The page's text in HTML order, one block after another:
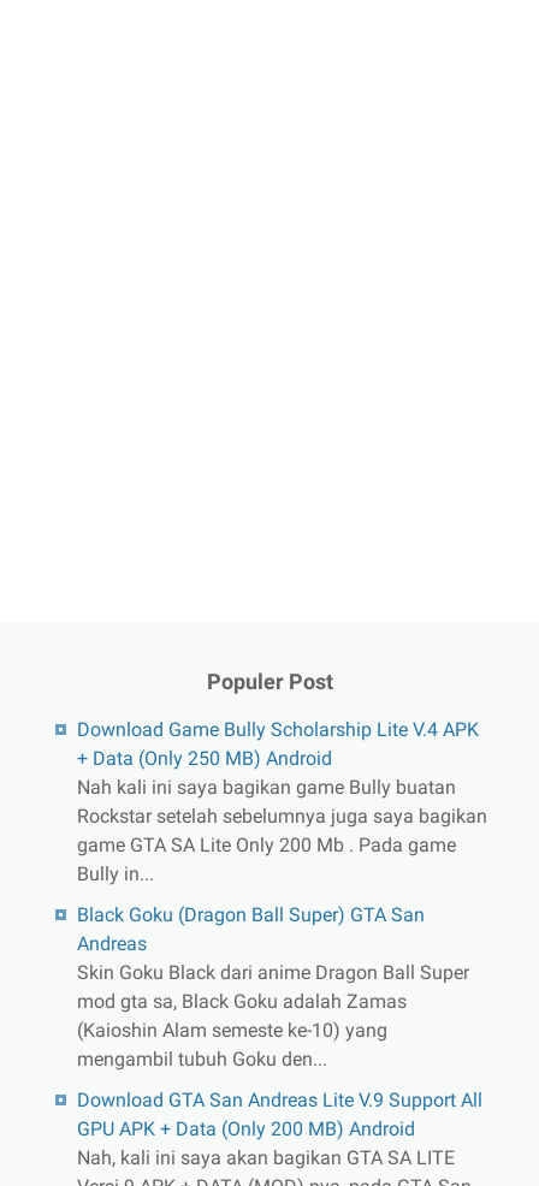
Populer Post
Download Game Bully Scholarship Lite V.4 APK
+ Data (Only 250 MB) Android
Nah kali ini saya bagikan game Bully buatan
Rockstar setelah sebelumnya juga saya bagikan
game GTA SA Lite Only 200 Mb . Pada game
Bully in...
Black Goku (Dragon Ball Super) GTA San
Andreas
Skin Goku Black dari anime Dragon Ball Super
mod gta sa, Black Goku adalah Zamas
(Kaioshin Alam semeste ke-10) yang
mengambil tubuh Goku den...
Download GTA San Andreas Lite V.9 Support All
GPU APK + Data (Only 200 MB) Android
Nah, kali ini saya akan bagikan GTA SA LITE